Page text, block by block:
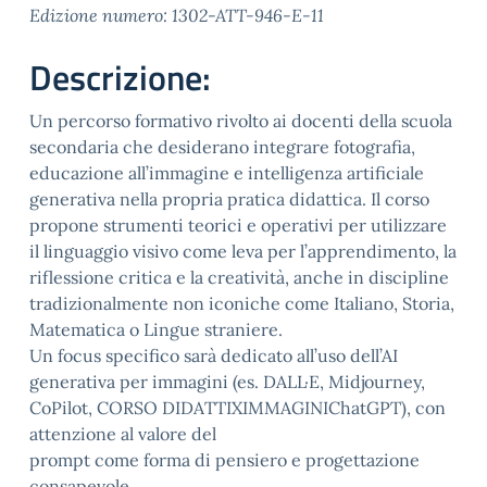
Edizione numero: 1302-ATT-946-E-11
Descrizione:
Un percorso formativo rivolto ai docenti della scuola
secondaria che desiderano integrare fotografia,
educazione all’immagine e intelligenza artificiale
generativa nella propria pratica didattica. Il corso
propone strumenti teorici e operativi per utilizzare
il linguaggio visivo come leva per l’apprendimento, la
riflessione critica e la creatività, anche in discipline
tradizionalmente non iconiche come Italiano, Storia,
Matematica o Lingue straniere.
Un focus specifico sarà dedicato all’uso dell’AI
generativa per immagini (es. DALL·E, Midjourney,
CoPilot, CORSO DIDATTIXIMMAGINIChatGPT), con
attenzione al valore del
prompt come forma di pensiero e progettazione